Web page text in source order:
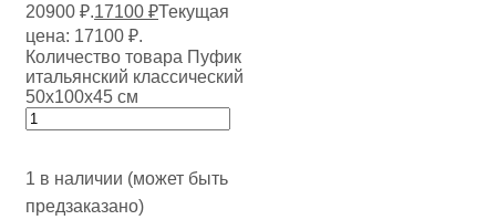
20900 ₽.17100 ₽Текущая
цена: 17100 ₽.
Количество товара Пуфик
итальянский классический
50х100х45 см
1 в наличии (может быть
предзаказано)